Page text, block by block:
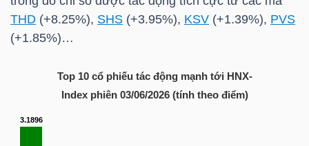
THD (+8.25%), SHS (+3.95%), KSV (+1.39%), PVS
(+1.85%)…
Top 10 cổ phiếu tác động mạnh tới HNX-
Indexphiên 03/06/2026 (tính theo điểm)
VĨ
MÔ